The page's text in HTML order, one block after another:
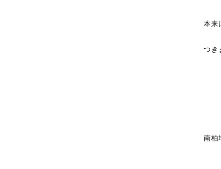
本来
つき
南柏